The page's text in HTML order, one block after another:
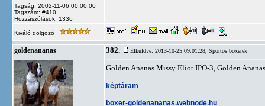
Tagság: 2002-11-06 00:00:00
Tagszám: #410
Hozzászólások: 1336
Kiváló dolgozó
goldenananas 382. Elküldve: 2013-10-25 09:01:28, Sportos boxerek
Golden Ananas Missy Eliot IPO-3, Golden
képtáram
boxer-goldenananas.webnode.hu